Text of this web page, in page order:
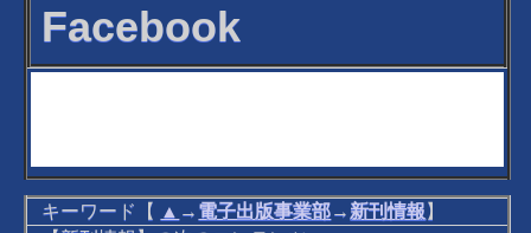
Facebook
キーワード【 ▲ → 電子出版事業部→ 新刊情報】